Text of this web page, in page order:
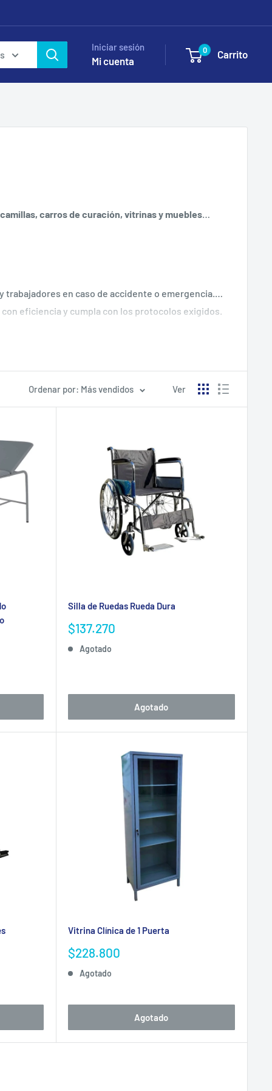
Iniciar sesión
Mi cuenta
0 Carrito
camillas, carros de curación, vitrinas y muebles
en caso de accidente o emergencia.
eficiencia y cumpla con los protocolos exigidos.
de trabajo. Además, laLey 21.012 (art. 184 bis)
clínico
es parte esencial de este cumplimiento,
garantizando calidad y respaldo normativo.
de curación
con enfermerías internas o alto riesgo
por volumen.
y equipos de emergencia para complementar
Ordenar por: Más vendidos Ver
Silla de Ruedas Rueda Dura
Precio
venta
$137.270
Agotado
Agotado
Vitrina Clínica de 1 Puerta
Precio
venta
$228.800
Agotado
Agotado